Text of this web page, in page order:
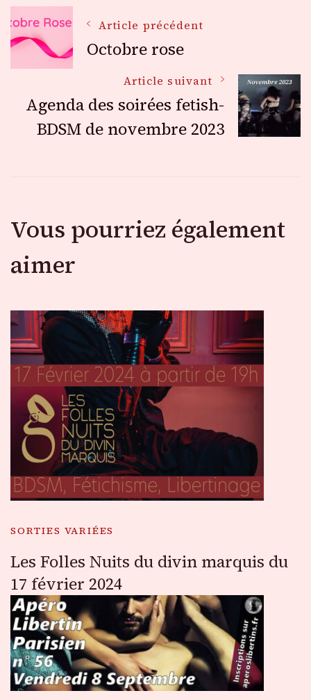
Navigation
des
articles
Article précédent
Octobre rose
Article suivant
Agenda des soirées fetish-
BDSM de novembre 2023
Vous pourriez également
aimer
SORTIES VARIÉES
Les Folles Nuits du divin marquis du
17 février 2024